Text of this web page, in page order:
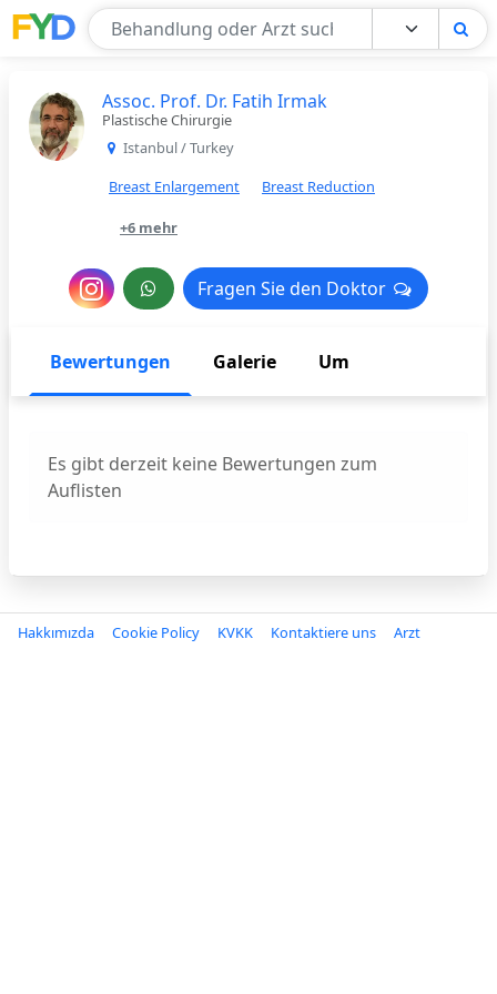
Find Your Doctor
Assoc. Prof. Dr. Fatih Irmak
Plastische Chirurgie
Istanbul / Turkey
Breast Enlargement
Breast Reduction
+6 mehr
Nachricht
den
Arzt
Fragen Sie den Doktor
Fragen Sie den Doktor
Bewertungen Galerie Um
Es gibt derzeit keine Bewertungen zum
Auflisten
Hakkımızda Cookie Policy KVKK Kontaktiere uns Arzt